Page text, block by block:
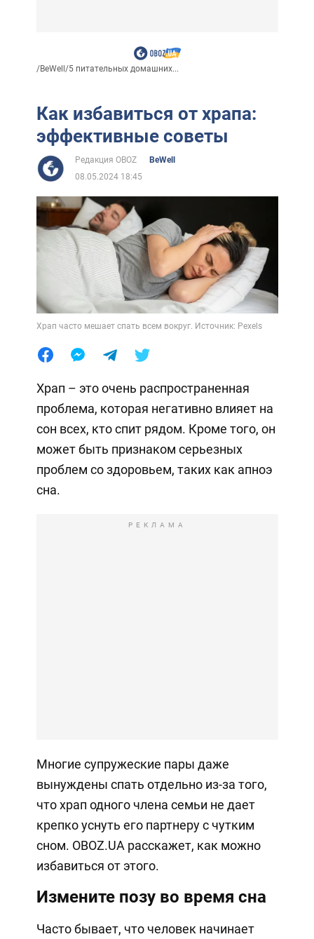
/BeWell /5 питательных домашних...
Как избавиться от храпа:
эффективные советы
Редакция OBOZ
BeWell
08.05.2024 18:45
Храп часто мешает спать всем вокруг. Источник: Pexels
Храп – это очень распространенная
проблема, которая негативно влияет на
сон всех, кто спит рядом. Кроме того, он
может быть признаком серьезных
проблем со здоровьем, таких как апноэ
сна.
РЕКЛАМА
Многие супружеские пары даже
вынуждены спать отдельно из-за того,
что храп одного члена семьи не дает
крепко уснуть его партнеру с чутким
сном. OBOZ.UA расскажет, как можно
избавиться от этого.
Измените позу во время сна
Часто бывает, что человек начинает